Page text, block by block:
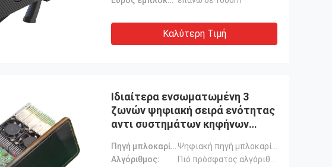
Καλύτερη Τιμή
Ιδιαίτερα ενσωματωμένη 3
ζωνών ψηφιακή σειρά ενότητας
αντι συστημάτων κηφήνων
Πηγή μπλοκαρίσματος:
Ψηφιακή πηγή μπλοκαρίσματος
Αλγόριθμος:
Πιό πρόσφατος αλγόριθμος αντι-κηφήνων